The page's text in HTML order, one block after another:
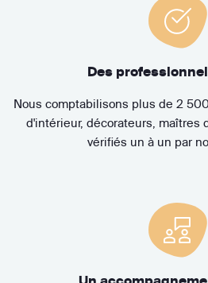
Des
Nous comptabilisons plus de 2
d'intérieur, décorateurs, maîtres
vérifiés un à un par